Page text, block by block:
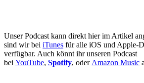
Unser Podcast kann direkt hier im Artikel
sind wir bei iTunes für alle iOS und Apple-
verfügbar. Auch könnt ihr unseren Podcast
bei YouTube, Spotify, oder Amazon Music